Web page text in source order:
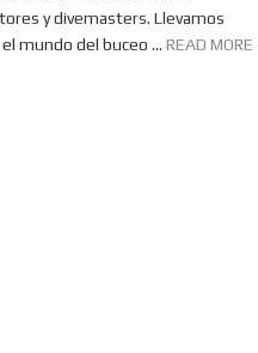
y divemasters. Llevamos
mundo del buceo ... READ MORE